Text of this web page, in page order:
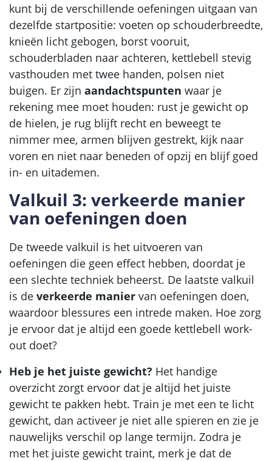
kunt bij de verschillende oefeningen uitgaan van
dezelfde startpositie: voeten op schouderbreedte,
knieën licht gebogen, borst vooruit,
schouderbladen naar achteren, kettlebell stevig
vasthouden met twee handen, polsen niet
buigen. Er zijn aandachtspunten waar je
rekening mee moet houden: rust je gewicht op
de hielen, je rug blijft recht en beweegt te
nimmer mee, armen blijven gestrekt, kijk naar
voren en niet naar beneden of opzij en blijf goed
in- en uitademen.
Valkuil 3: verkeerde manier
van oefeningen doen
De tweede valkuil is het uitvoeren van
oefeningen die geen effect hebben, doordat je
een slechte techniek beheerst. De laatste valkuil
is de verkeerde manier van oefeningen doen,
waardoor blessures een intrede maken. Hoe zorg
je ervoor dat je altijd een goede kettlebell work-
out doet?
Heb je het juiste gewicht? Het handige
overzicht zorgt ervoor dat je altijd het juiste
gewicht te pakken hebt. Train je met een te licht
gewicht, dan activeer je niet alle spieren en zie je
nauwelijks verschil op lange termijn. Zodra je
met het juiste gewicht traint, merk je dat de